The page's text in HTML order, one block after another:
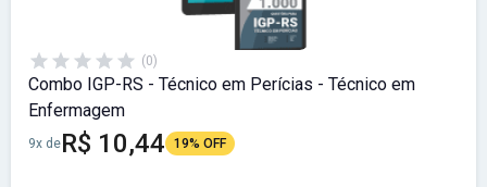
(0)
Combo IGP-RS - Técnico em Perícias - Técnico em
Enfermagem
9x deR$ 10,44 19% OFF